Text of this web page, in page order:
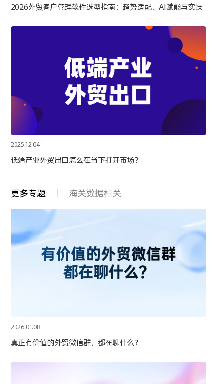
2026外贸客户管理软件选型指南：趋势适配、AI赋能与实操
2025.12.04
低端产业外贸出口怎么在当下打开市场？
更多专题 海关数据相关
2026.01.08
真正有价值的外贸微信群，都在聊什么？